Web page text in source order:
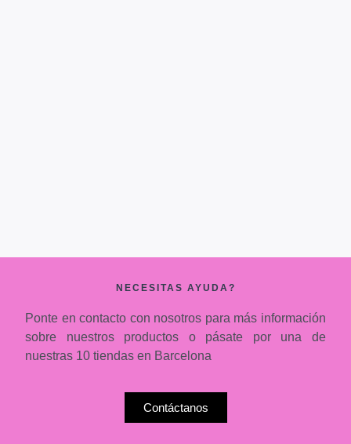
NECESITAS AYUDA?
Ponte en contacto con nosotros para más información
sobre nuestros productos o pásate por una de
nuestras 10 tiendas en Barcelona
Contáctanos